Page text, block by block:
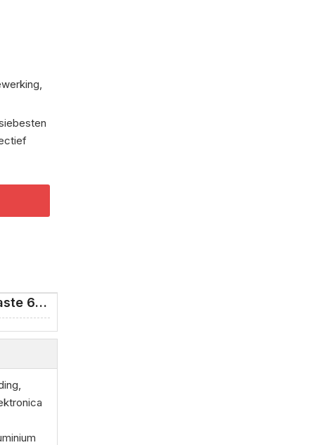
Ontvang aangepaste 6061-onderdelen